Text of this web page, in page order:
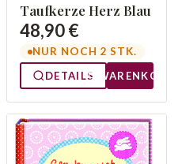
Taufkerze Herz Blau
48,90 €
NUR NOCH 2 STK.
DETAILS
WARENKORB